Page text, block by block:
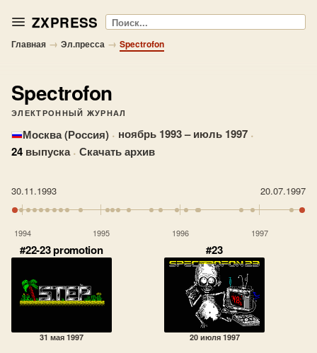
ZXPRESS Поиск
Главная → Эл.пресса → Spectrofon
Spectrofon
ЭЛЕКТРОННЫЙ ЖУРНАЛ
Москва (Россия) · ноябрь 1993 – июль 1997 ·
24 выпуска · Скачать архив
30.11.1993 20.07.1997
1994 1995 1996 1997
#22-23 promotion
31 мая 1997
#23
20 июля 1997